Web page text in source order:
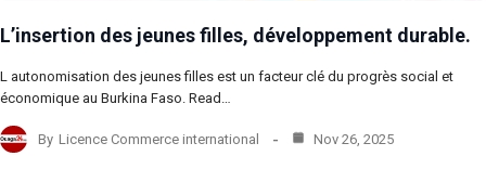
L’insertion des jeunes filles, développement durable.
L autonomisation des jeunes filles est un facteur clé du progrès social et
économique au Burkina Faso. Read…
By Licence Commerce international Nov 26, 2025